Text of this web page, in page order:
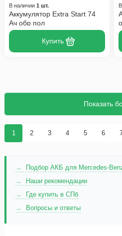
В наличии 1 шт.
Аккумулятор Extra Start 74
Ач обр пол
Купить
1 2 3 4 5 6
Показать
Подбор АКБ для Mercedes-
Наши рекомендации
Где купить в СПб
Вопросы и ответы